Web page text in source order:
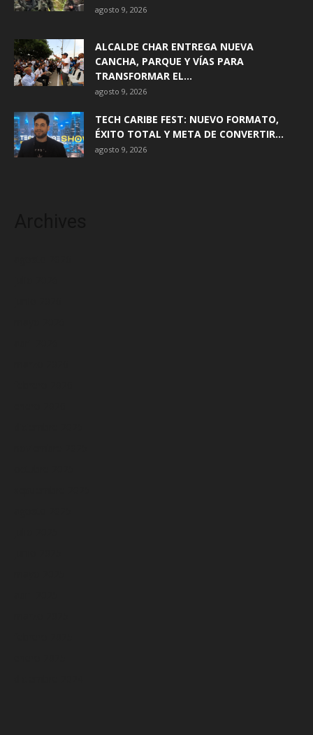
agosto 9, 2026
ALCALDE CHAR ENTREGA NUEVA
CANCHA, PARQUE Y VÍAS PARA
TRANSFORMAR EL...
agosto 9, 2026
TECH CARIBE FEST: NUEVO FORMATO,
ÉXITO TOTAL Y META DE CONVERTIR...
agosto 9, 2026